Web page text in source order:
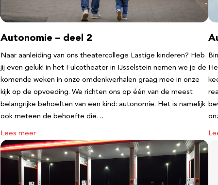
Autonomie – deel 2
Naar aanleiding van ons theatercollege Lastige kinderen? Heb
jij even geluk! in het Fulcotheater in IJsselstein nemen we je de
komende weken in onze omdenkverhalen graag mee in onze
kijk op de opvoeding. We richten ons op één van de meest
belangrijke behoeften van een kind: autonomie. Het is namelijk
ook meteen de behoefte die…
Lees meer